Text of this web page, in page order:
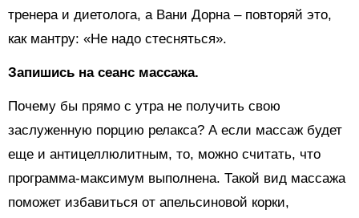
тренера и диетолога, а Вани Дорна – повторяй это,
как мантру: «Не надо стесняться».
Запишись на сеанс массажа.
Почему бы прямо с утра не получить свою
заслуженную порцию релакса? А если массаж будет
еще и антицеллюлитным, то, можно считать, что
программа-максимум выполнена. Такой вид массажа
поможет избавиться от апельсиновой корки,